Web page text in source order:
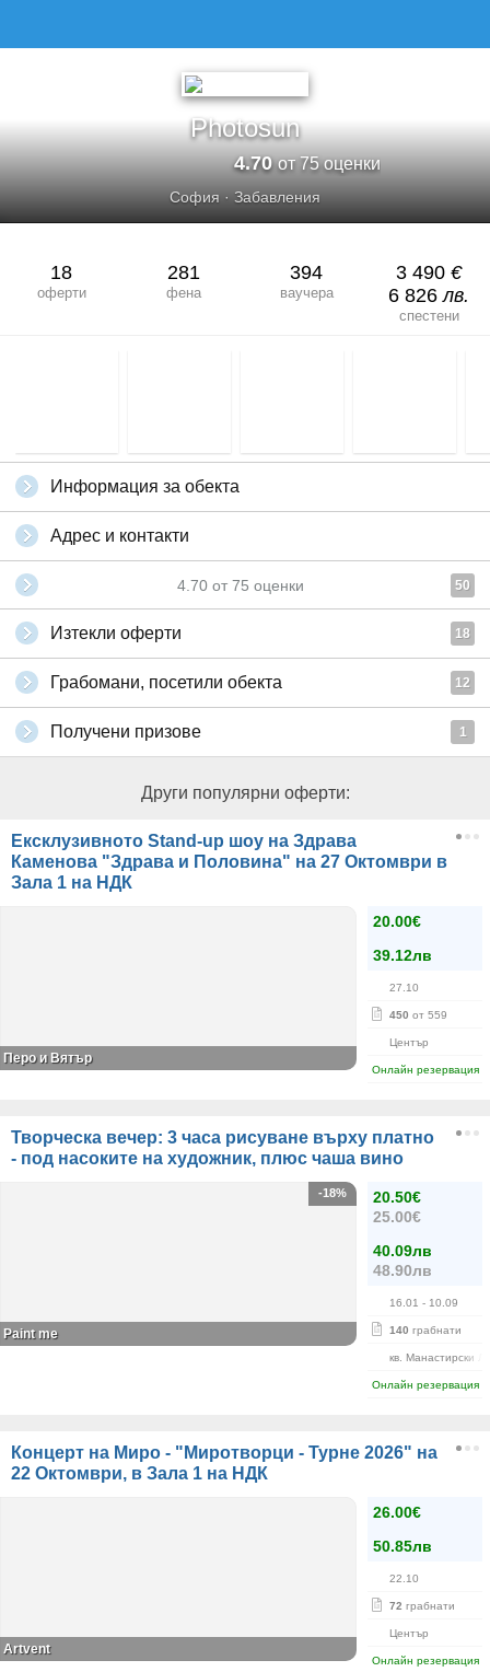
Photosun
4.70от 75 оценки
София · Забавления
18
оферти
281
фена
394
ваучера
3 490 €
6 826лв.
спестени
Информация за обекта
Адрес и контакти
4.70 от 75 оценки 50
Изтекли оферти 18
Грабомани, посетили обекта 12
Получени призове 1
Други популярни оферти:
Ексклузивното Stand-up шоу на Здрава
Каменова "Здрава и Половина" на 27 Октомври в
Зала 1 на НДК
20.00€
39.12лв
27.10
450 от 559
Център
Онлайн резервация
Перо и Вятър
Творческа вечер: 3 часа рисуване върху платно
- под насоките на художник, плюс чаша вино
20.50€
25.00€
40.09лв
48.90лв
16.01 - 10.09
140 грабнати
кв. Манастирски
Онлайн резервация
-18%
Paint me
Концерт на Миро - "Миротворци - Турне 2026" на
22 Октомври, в Зала 1 на НДК
26.00€
50.85лв
22.10
72 грабнати
Център
Онлайн резервация
Artvent